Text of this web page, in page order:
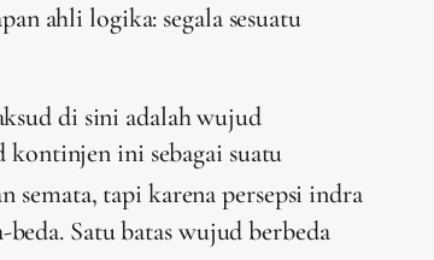
ahli logika: segala sesuatu
di sini adalah wujud
kontinjen ini sebagai suatu
tapi karena persepsi indra
Satu batas wujud berbeda